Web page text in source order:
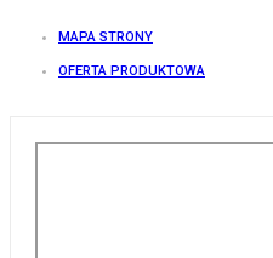
MAPA STRONY
OFERTA PRODUKTOWA